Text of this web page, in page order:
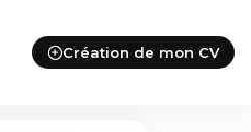
Création de mon CV